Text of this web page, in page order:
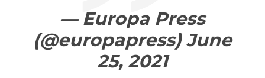
— Europa Press
(@europapress)June
25, 2021